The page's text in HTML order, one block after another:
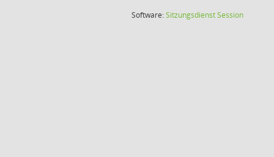
Software:SitzungsdienstSession(Wird in